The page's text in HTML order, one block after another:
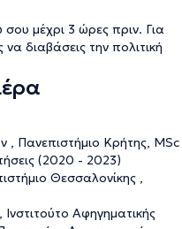
μέχρι 3 ώρες πριν. Για
να διαβάσεις την πολιτική
, Πανεπιστήμιο Κρήτης, ΜSc
(2020 - 2023)
Θεσσαλονίκης ,
Αφηγηματικής